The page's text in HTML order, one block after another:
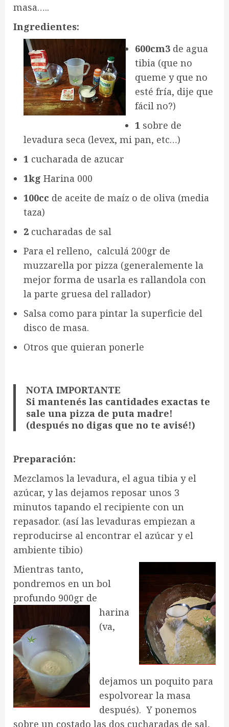
masa…..
Ingredientes:
600cm3 de agua
tibia (que no
queme y que no
esté fría, dije que
fácil no?)
1 sobre de
levadura seca (levex, mi pan, etc…)
1 cucharada de azucar
1kg Harina 000
100cc de aceite de maíz o de oliva (media
taza)
2 cucharadas de sal
Para el relleno, calculá 200gr de
muzzarella por pizza (generalemente la
mejor forma de usarla es rallandola con
la parte gruesa del rallador)
Salsa como para pintar la superficie del
disco de masa.
Otros que quieran ponerle
NOTA IMPORTANTE
Si mantenés las cantidades exactas te
sale una pizza de puta madre!
(después no digas que no te avisé!)
Preparación:
Mezclamos la levadura, el agua tibia y el
azúcar, y las dejamos reposar unos 3
minutos tapando el recipiente con un
repasador. (así las levaduras empiezan a
reproducirse al encontrar el azúcar y el
ambiente tibio)
Mientras tanto,
pondremos en un bol
profundo 900gr de
harina
(va,
dejamos un poquito para
espolvorear la masa
después). Y ponemos
sobre un costado las dos cucharadas de sal,